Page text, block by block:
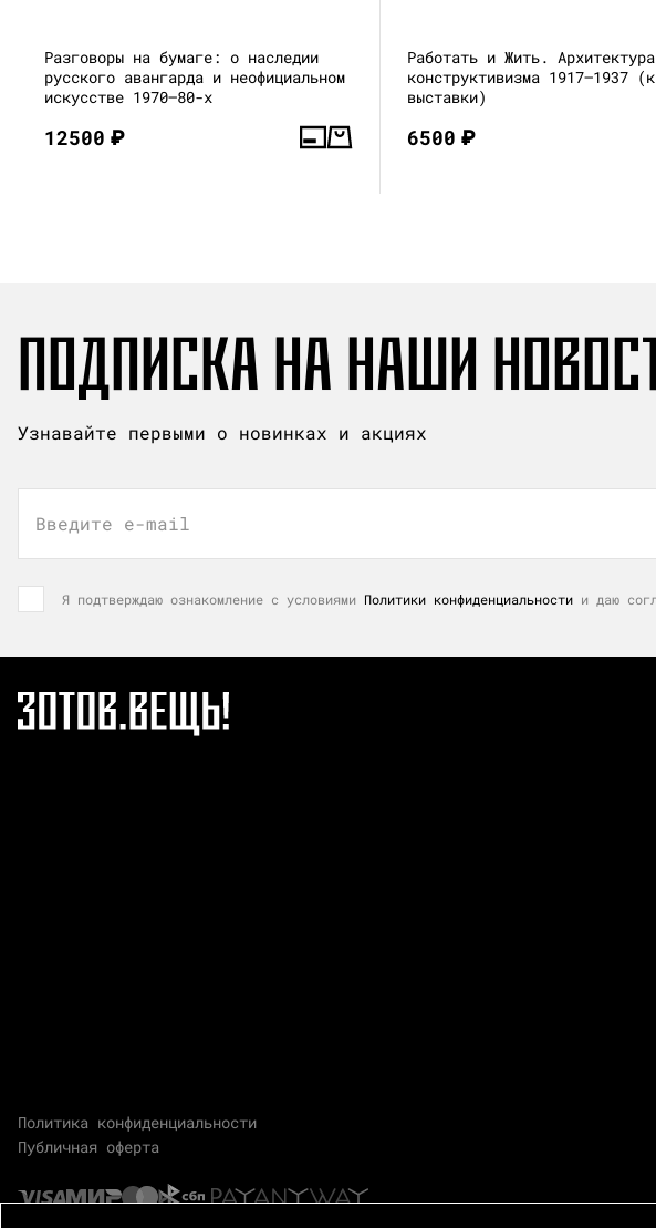
Разговоры на бумаге: о наследии
русского авангарда и неофициальном
искусстве 1970–80-х
12500₽
Работать и Жить. Архитектура
конструктивизма 1917—1937
выставки)
6500₽
ПОДПИСКА НА НАШИ
Узнавайте первыми о новинках и акциях
Введите e-mail
Я подтверждаю ознакомление с условиями Политики конфиденциальности и даю
Политика конфиденциальности
Публичная оферта